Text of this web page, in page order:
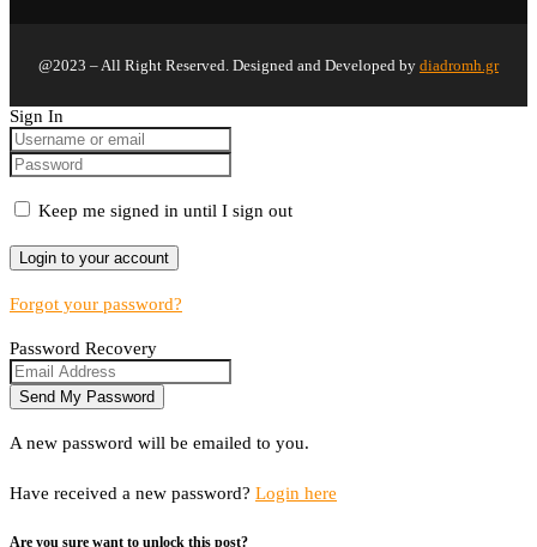
@2023 – All Right Reserved. Designed and Developed by diadromh.gr
Sign In
Keep me signed in until I sign out
Forgot your password?
Password Recovery
A new password will be emailed to you.
Have received a new password? Login here
Are you sure want to unlock this post?